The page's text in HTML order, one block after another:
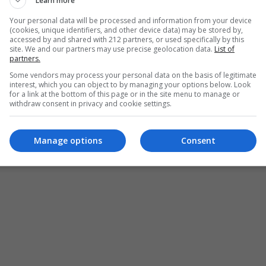
φλόγα και φαντασία.
να μιμηθεί το ύφος ή τη ζωή του καλλιτέχνη που
Για μένα είναι καλύτερο έστω να ψιθυρίσει κανείς
αλήθεια κάποιου άλλου. Ή και να μένει σιωπηλός,
και να εξελίσσεται μες στον χρόνο. Τα πρότυπα
κι όχι για να τον αποφεύγουμε. Ισχύει βέβαια σε κάθε
Your personal data will be processed and information from your device
(cookies, unique identifiers, and other device data) may be stored by,
accessed by and shared with 212 partners, or used specifically by this
site. We and our partners may use precise geolocation data. List of
partners.
Some vendors may process your personal data on the basis of legitimate
interest, which you can object to by managing your options below. Look
for a link at the bottom of this page or in the site menu to manage or
withdraw consent in privacy and cookie settings.
Consent
Manage options